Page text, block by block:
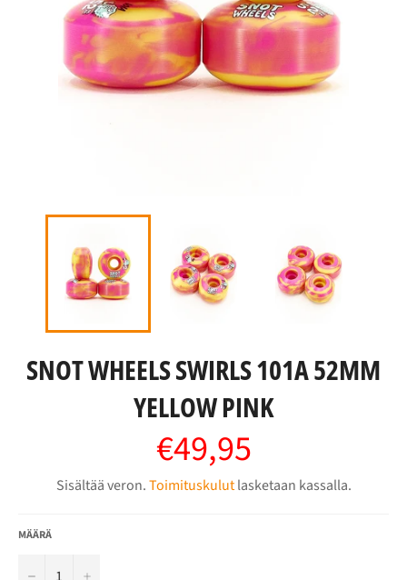
SNOT WHEELS SWIRLS 101A 52MM
YELLOW PINK
Normaalihinta
€49,95
Sisältää veron.Toimituskulutlasketaan kassalla.
MÄÄRÄ
− +